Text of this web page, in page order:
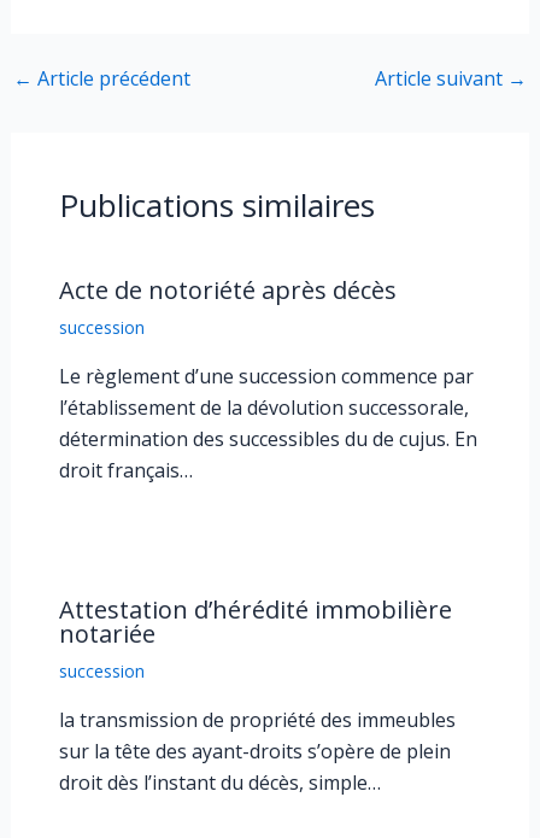
← Article précédent Article suivant →
Publications similaires
Acte de notoriété après décès
succession
Le règlement d’une succession commence par
l’établissement de la dévolution successorale,
détermination des successibles du de cujus. En
droit français…
Attestation d’hérédité immobilière
notariée
succession
la transmission de propriété des immeubles
sur la tête des ayant-droits s’opère de plein
droit dès l’instant du décès, simple…